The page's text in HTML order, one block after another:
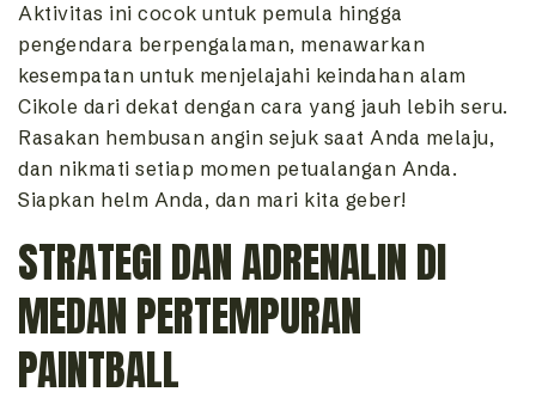
Aktivitas ini cocok untuk pemula hingga
pengendara berpengalaman, menawarkan
kesempatan untuk menjelajahi keindahan alam
Cikole dari dekat dengan cara yang jauh lebih seru.
Rasakan hembusan angin sejuk saat Anda melaju,
dan nikmati setiap momen petualangan Anda.
Siapkan helm Anda, dan mari kita geber!
STRATEGI DAN ADRENALIN DI
MEDAN PERTEMPURAN
PAINTBALL